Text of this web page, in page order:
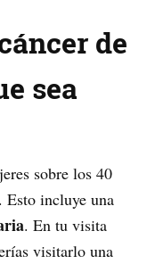
de
sea
sobre los 40
Esto incluye una
. En tu visita
visitarlo una